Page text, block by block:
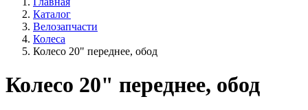
Каталог
Велозапчасти
Колеса
Колесо 20" переднее, обод
Колесо 20" переднее, обод